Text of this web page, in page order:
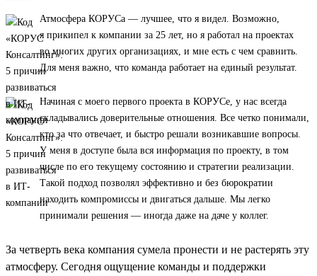
Атмосфера КОРУСа — лучшее, что я видел. Возможно,
я прикипел к компании за 25 лет, но я работал на проектах
во многих других организациях, и мне есть с чем сравнить.
Для меня важно, что команда работает на единый результат.
Начиная с моего первого проекта в КОРУСе, у нас всегда
складывались доверительные отношения. Все четко понимали,
кто за что отвечает, и быстро решали возникавшие вопросы.
У меня в доступе была вся информация по проекту, в том
числе по его текущему состоянию и стратегии реализации.
Такой подход позволял эффективно и без бюрократии
находить компромиссы и двигаться дальше. Мы легко
принимали решения — иногда даже на даче у коллег.
За четверть века компания сумела пронести и не растерять эту
атмосферу. Сегодня ощущение команды и поддержки